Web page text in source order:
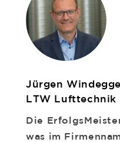
Jürgen
LTW Lufttechnik
Die
was im